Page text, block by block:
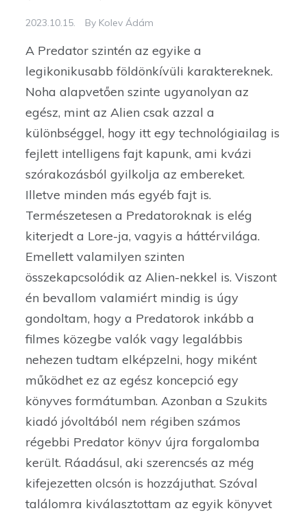
2023.10.15. By Kolev Ádám
A Predator szintén az egyike a
legikonikusabb földönkívüli karaktereknek.
Noha alapvetően szinte ugyanolyan az
egész, mint az Alien csak azzal a
különbséggel, hogy itt egy technológiailag is
fejlett intelligens fajt kapunk, ami kvázi
szórakozásból gyilkolja az embereket.
Illetve minden más egyéb fajt is.
Természetesen a Predatoroknak is elég
kiterjedt a Lore-ja, vagyis a háttérvilága.
Emellett valamilyen szinten
összekapcsolódik az Alien-nekkel is. Viszont
én bevallom valamiért mindig is úgy
gondoltam, hogy a Predatorok inkább a
filmes közegbe valók vagy legalábbis
nehezen tudtam elképzelni, hogy miként
működhet ez az egész koncepció egy
könyves formátumban. Azonban a Szukits
kiadó jóvoltából nem régiben számos
régebbi Predator könyv újra forgalomba
került. Ráadásul, aki szerencsés az még
kifejezetten olcsón is hozzájuthat. Szóval
találomra kiválasztottam az egyik könyvet